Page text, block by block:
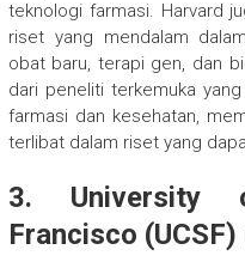
teknologi farmasi. Harvard
riset yang mendalam
obat baru, terapi gen, dan
dari peneliti terkemuka
farmasi dan kesehatan,
terlibat dalam riset yang
3. University
Francisco